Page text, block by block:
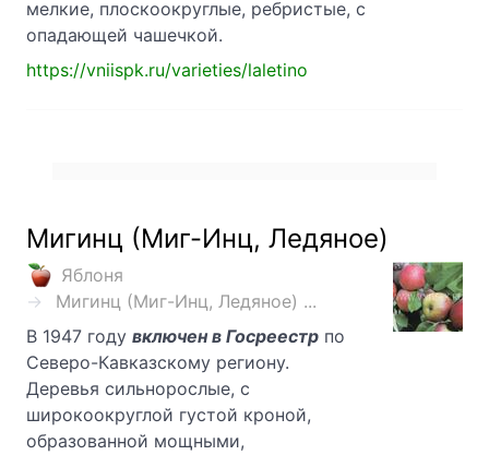
мелкие, плоскоокруглые, ребристые, с
опадающей чашечкой.
https://vniispk.ru/varieties/laletino
Мигинц (Миг-Инц, Ледяное)
Яблоня
Мигинц (Миг-Инц, Ледяное) ...
В 1947 году включен в Госреестр по
Северо-Кавказскому региону.
Деревья сильнорослые, с
широкоокруглой густой кроной,
образованной мощными,